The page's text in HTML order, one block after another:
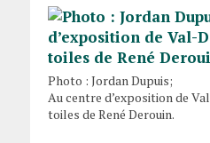
Photo : Jordan Dupuis;
Au centre d’exposition de
toiles de René Derouin.